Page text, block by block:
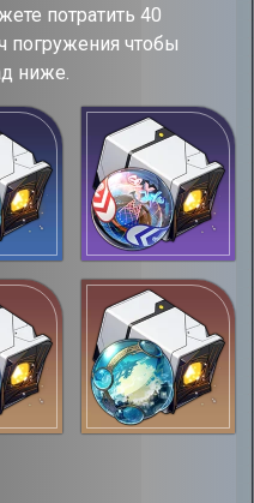
потратить 40
погружения чтобы
ниже.